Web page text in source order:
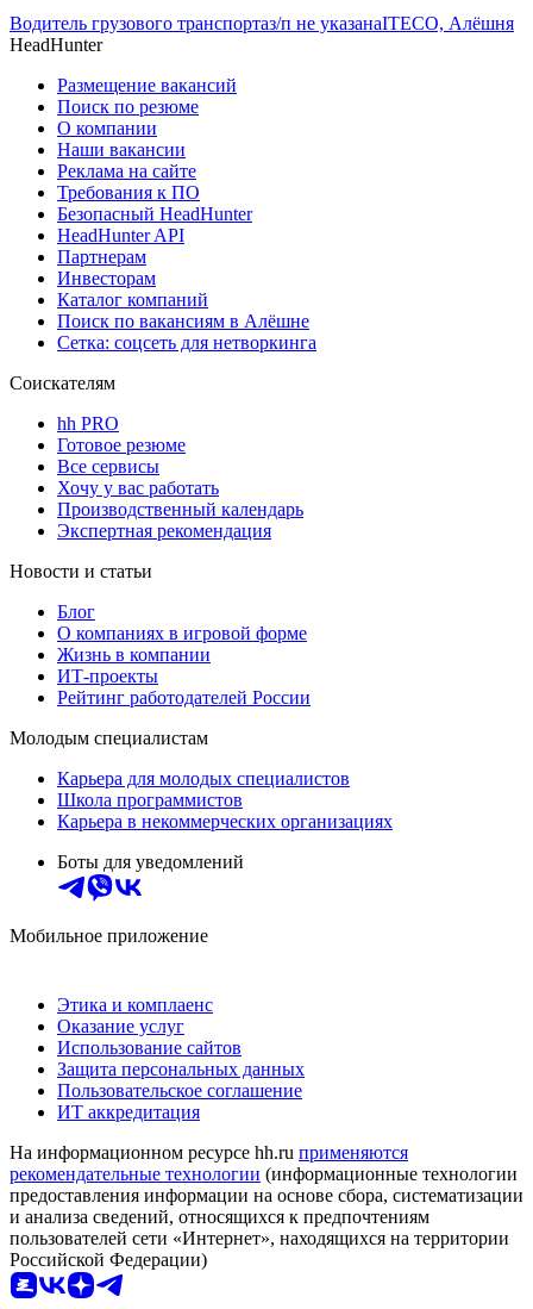
Водитель грузового транспортаз/п не указанаITECO, Алёшня
HeadHunter
Размещение вакансий
Поиск по резюме
О компании
Наши вакансии
Реклама на сайте
Требования к ПО
Безопасный HeadHunter
HeadHunter API
Партнерам
Инвесторам
Каталог компаний
Поиск по вакансиям в Алёшне
Сетка: соцсеть для нетворкинга
Соискателям
hh PRO
Готовое резюме
Все сервисы
Хочу у вас работать
Производственный календарь
Экспертная рекомендация
Новости и статьи
Блог
О компаниях в игровой форме
Жизнь в компании
ИТ-проекты
Рейтинг работодателей России
Молодым специалистам
Карьера для молодых специалистов
Школа программистов
Карьера в некоммерческих организациях
Боты для уведомлений
Мобильное приложение
Этика и комплаенс
Оказание услуг
Использование сайтов
Защита персональных данных
Пользовательское соглашение
ИТ аккредитация
На информационном ресурсе hh.ru применяются
рекомендательные технологии (информационные технологии
предоставления информации на основе сбора, систематизации
и анализа сведений, относящихся к предпочтениям
пользователей сети «Интернет», находящихся на территории
Российской Федерации)